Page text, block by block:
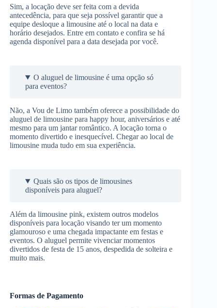
Sim, a locação deve ser feita com a devida
antecedência, para que seja possível garantir que a
equipe desloque a limousine até o local na data e
horário desejados. Entre em contato e confira se há
agenda disponível para a data desejada por você.
O aluguel de limousine é uma opção só
para eventos?
Não, a Vou de Limo também oferece a possibilidade do
aluguel de limousine para happy hour, aniversários e até
mesmo para um jantar romântico. A locação torna o
momento divertido e inesquecível. Chegar ao local de
limousine muda tudo em sua experiência.
Quais são os tipos de limousines
disponíveis para aluguel?
Além da limousine pink, existem outros modelos
disponíveis para locação visando ter um momento
glamouroso e uma chegada impactante em festas e
eventos. O aluguel permite vivenciar momentos
divertidos de festa de 15 anos, despedida de solteira e
muito mais.
Formas de Pagamento